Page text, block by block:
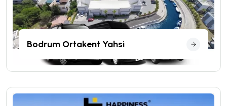
Bodrum Ortakent Yahsi